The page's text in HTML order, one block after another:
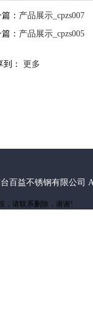
： 产品展示_cpzs007
： 产品展示_cpzs005
到： 更多
百益不锈钢有限公司
，请联系删除，谢谢!